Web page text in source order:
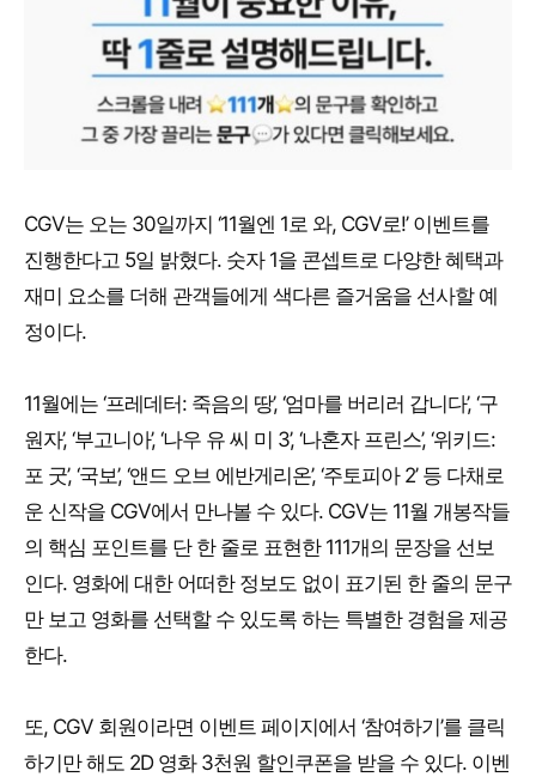
CGV는 오는 30일까지 ‘11월엔 1로 와, CGV로!’ 이벤트를
진행한다고 5일 밝혔다. 숫자 1을 콘셉트로 다양한 혜택과
재미 요소를 더해 관객들에게 색다른 즐거움을 선사할 예
정이다.
11월에는 ‘프레데터: 죽음의 땅’, ‘엄마를 버리러 갑니다’, ‘구
원자’, ‘부고니아’, ‘나우 유 씨 미 3’, ‘나혼자 프린스’, ‘위키드:
포 굿’, ‘국보’, ‘앤드 오브 에반게리온’, ‘주토피아 2’ 등 다채로
운 신작을 CGV에서 만나볼 수 있다. CGV는 11월 개봉작들
의 핵심 포인트를 단 한 줄로 표현한 111개의 문장을 선보
인다. 영화에 대한 어떠한 정보도 없이 표기된 한 줄의 문구
만 보고 영화를 선택할 수 있도록 하는 특별한 경험을 제공
한다.
또, CGV 회원이라면 이벤트 페이지에서 ‘참여하기’를 클릭
하기만 해도 2D 영화 3천원 할인쿠폰을 받을 수 있다. 이벤